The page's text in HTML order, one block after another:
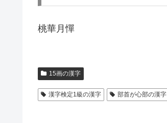
桃華月憚
15画の漢字
漢字検定1級の漢字 部首が心部の漢字